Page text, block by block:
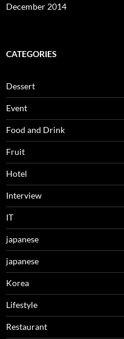
December 2014
CATEGORIES
Dessert
Event
Food and Drink
Fruit
Hotel
Interview
IT
japanese
japanese
Korea
Lifestyle
Restaurant